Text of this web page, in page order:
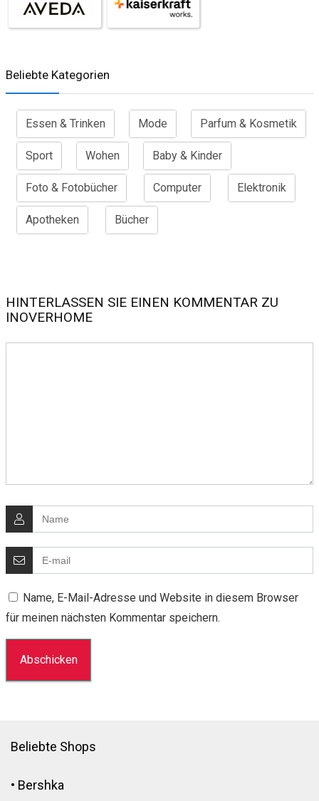
Beliebte Kategorien
Essen & Trinken Mode Parfum & Kosmetik
Sport Wohen Baby & Kinder
Foto & Fotobücher Computer Elektronik
Apotheken Bücher
HINTERLASSEN SIE EINEN KOMMENTAR ZU
INOVERHOME
Name, E-Mail-Adresse und Website in diesem Browser
für meinen nächsten Kommentar speichern.
Beliebte Shops
• Bershka